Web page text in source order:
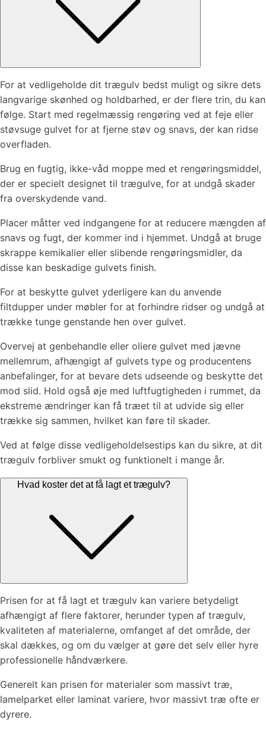
For at vedligeholde dit trægulv bedst muligt og sikre dets
langvarige skønhed og holdbarhed, er der flere trin, du kan
følge. Start med regelmæssig rengøring ved at feje eller
støvsuge gulvet for at fjerne støv og snavs, der kan ridse
overfladen.
Brug en fugtig, ikke-våd moppe med et rengøringsmiddel,
der er specielt designet til trægulve, for at undgå skader
fra overskydende vand.
Placer måtter ved indgangene for at reducere mængden af
snavs og fugt, der kommer ind i hjemmet. Undgå at bruge
skrappe kemikalier eller slibende rengøringsmidler, da
disse kan beskadige gulvets finish.
For at beskytte gulvet yderligere kan du anvende
filtdupper under møbler for at forhindre ridser og undgå at
trække tunge genstande hen over gulvet.
Overvej at genbehandle eller oliere gulvet med jævne
mellemrum, afhængigt af gulvets type og producentens
anbefalinger, for at bevare dets udseende og beskytte det
mod slid. Hold også øje med luftfugtigheden i rummet, da
ekstreme ændringer kan få træet til at udvide sig eller
trække sig sammen, hvilket kan føre til skader.
Ved at følge disse vedligeholdelsestips kan du sikre, at dit
trægulv forbliver smukt og funktionelt i mange år.
Hvad koster det at få lagt et trægulv?
Prisen for at få lagt et trægulv kan variere betydeligt
afhængigt af flere faktorer, herunder typen af trægulv,
kvaliteten af materialerne, omfanget af det område, der
skal dækkes, og om du vælger at gøre det selv eller hyre
professionelle håndværkere.
Generelt kan prisen for materialer som massivt træ,
lamelparket eller laminat variere, hvor massivt træ ofte er
dyrere.